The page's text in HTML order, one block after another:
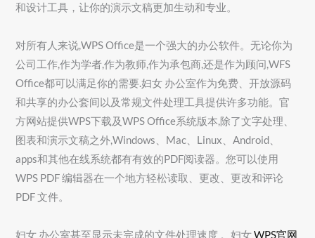
和设计工具，让你的演示文稿更加生动和专业。
对所有人来说,WPS Office是一个强大的办公软件。无论你为
公司工作,作为学者,作为教师,作为承包商,还是作为顾问,WFS
Office都可以满足你的需要.妇女 办公室作为免费、开放源码
和共享的办公套间以及常规文件处理工具提供许多功能。官
方网站提供WPS下载及WPS Office系统版本,除了文字处理、
图表和演示文稿之外,Windows、Mac、Linux、Android、
apps和其他在线系统都有有效的PDF阅读器。您可以使用
WPS PDF 编辑器在一个地方轻松读取、更改、更改和评论
PDF 文件。
妇女 办公室甚至显示未完成的文件处理速度 。妇女WPS官网